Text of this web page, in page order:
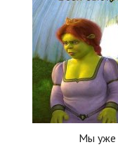
Мы уже